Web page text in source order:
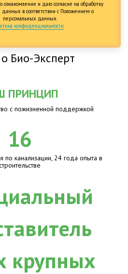
и даю согласие на обработку
данных в соответствии с Положением о
персональных данных.
конфиденциальности
Био-Эксперт
ПРИНЦИП
с пожизненной поддержкой
16
по канализации, 24 года опыта в